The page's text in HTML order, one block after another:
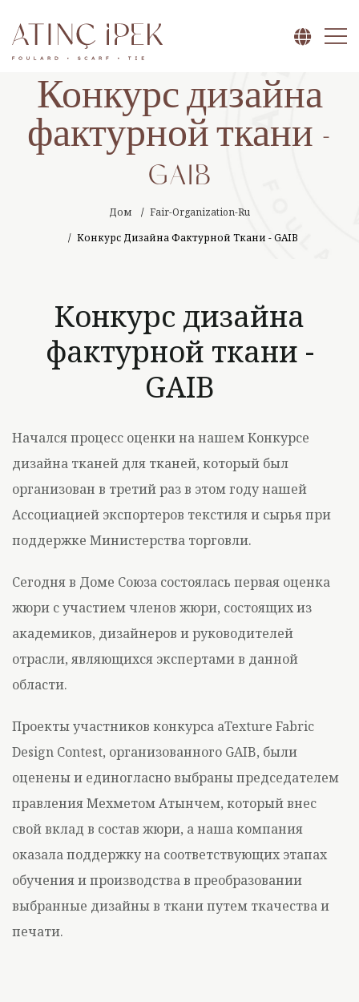
Конкурс дизайна
фактурной ткани -
GAIB
Дом
Fair-Organization-Ru
Конкурс Дизайна Фактурной Ткани - GAIB
Конкурс дизайна
фактурной ткани -
GAIB
Начался процесс оценки на нашем Конкурсе
дизайна тканей для тканей, который был
организован в третий раз в этом году нашей
Ассоциацией экспортеров текстиля и сырья при
поддержке Министерства торговли.
Сегодня в Доме Союза состоялась первая оценка
жюри с участием членов жюри, состоящих из
академиков, дизайнеров и руководителей
отрасли, являющихся экспертами в данной
области.
Проекты участников конкурса aTexture Fabric
Design Contest, организованного GAIB, были
оценены и единогласно выбраны председателем
правления Мехметом Атынчем, который внес
свой вклад в состав жюри, а наша компания
оказала поддержку на соответствующих этапах
обучения и производства в преобразовании
выбранные дизайны в ткани путем ткачества и
печати.